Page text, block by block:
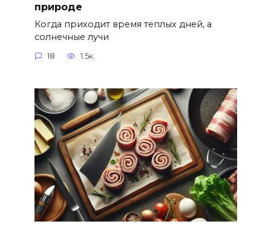
природе
Когда приходит время теплых дней, а
солнечные лучи
18 1.5к.